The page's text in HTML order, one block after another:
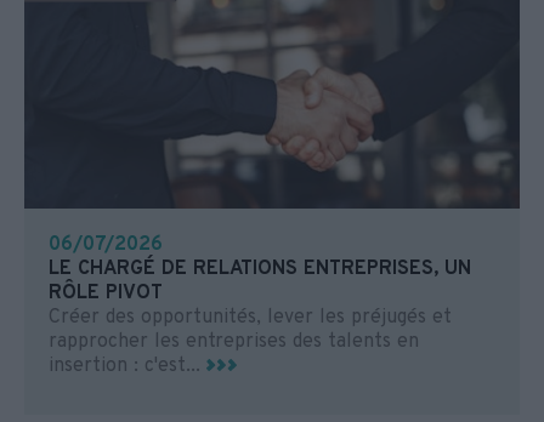
06/07/2026
LE CHARGÉ DE RELATIONS ENTREPRISES, UN
RÔLE PIVOT
Créer des opportunités, lever les préjugés et
rapprocher les entreprises des talents en
insertion : c'est...